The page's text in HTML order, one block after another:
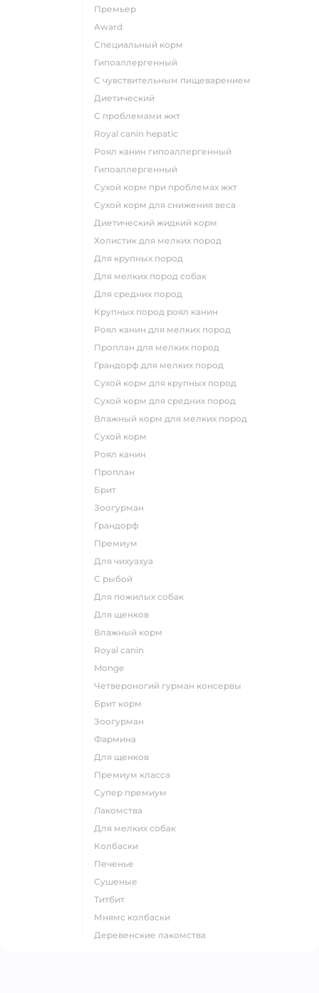
премьер
award
специальный корм
гипоаллергенный
с чувствительным пищеварением
диетический
с проблемами жкт
royal canin hepatic
роял канин гипоаллергенный
гипоаллергенный
сухой корм при проблемах жкт
сухой корм для снижения веса
диетический жидкий корм
холистик для мелких пород
для крупных пород
для мелких пород собак
для средних пород
крупных пород роял канин
роял канин для мелких пород
проплан для мелких пород
грандорф для мелких пород
сухой корм для крупных пород
сухой корм для средних пород
влажный корм для мелких пород
сухой корм
роял канин
проплан
брит
зоогурман
грандорф
премиум
для чихуахуа
с рыбой
для пожилых собак
для щенков
влажный корм
royal canin
monge
четвероногий гурман консервы
брит корм
зоогурман
фармина
для щенков
премиум класса
супер премиум
лакомства
для мелких собак
колбаски
печенье
сушеные
титбит
мнямс колбаски
деревенские лакомства